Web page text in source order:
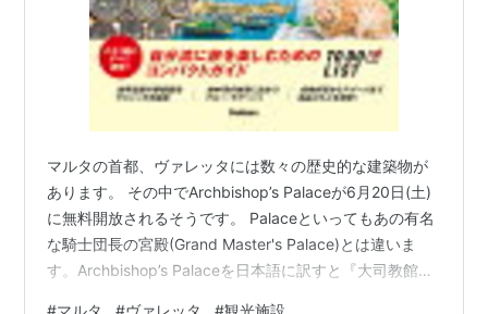
マルタの首都、ヴァレッタには数々の歴史的な建築物が
あります。 その中でArchbishop’s Palaceが6月20日(土)
に無料開放されるそうです。 Palaceといってもあの有名
な騎士団長の宮殿(Grand Master's Palace)とは違いま
す。Archbishop’s Palaceを日本語に訳すと『大司教館』
#マルタ #ヴァレッタ #観光施設